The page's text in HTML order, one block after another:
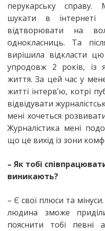
перукарську справу.
шукати в інтернеті
відтворювати на
однокласниць. Та
вирішила відкласти
упродовж 2 років, із
життя. За цей час у
житті інтерв’ю, котрі
відвідувати
мені хочеться
Журналістика мені
що це вихід із зони
– Як тобі
виникають?
– Є свої плюси та
людина зможе
пояснити тобі певні